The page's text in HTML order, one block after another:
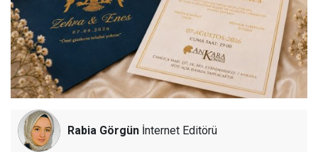
Rabia Görgün İnternet Editörü